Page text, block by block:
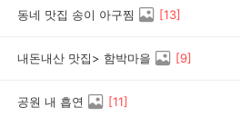
동네 맛집 송이 아구찜 [13]
내돈내산 맛집> 함박마을 [9]
공원 내 흡연 [11]